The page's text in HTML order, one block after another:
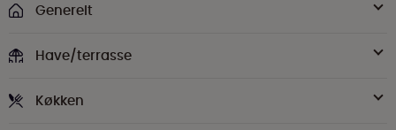
Generelt
Have/terrasse
Køkken